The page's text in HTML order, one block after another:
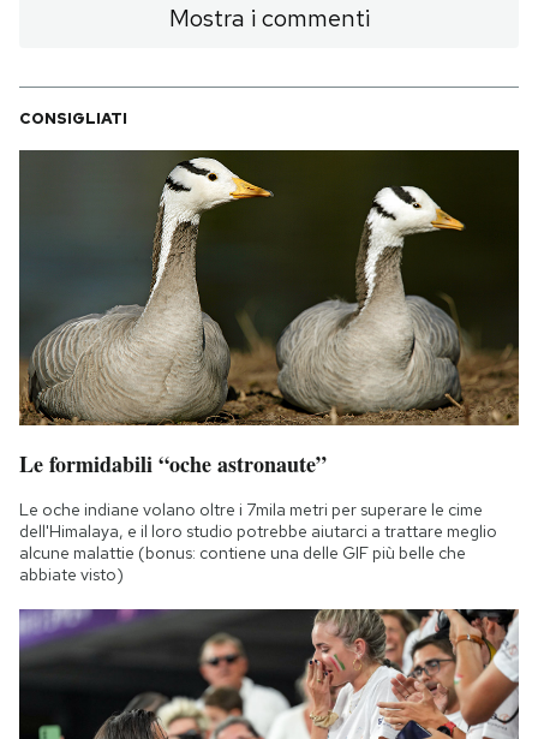
Mostra i commenti
CONSIGLIATI
Le formidabili “oche astronaute”
Le oche indiane volano oltre i 7mila metri per superare le cime
dell'Himalaya, e il loro studio potrebbe aiutarci a trattare meglio
alcune malattie (bonus: contiene una delle GIF più belle che
abbiate visto)